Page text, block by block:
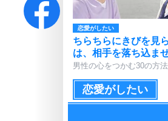
恋愛がしたい
ちらちらにきびを見
は、相手を落ち込ませ
男性の心をつかむ30の方法
恋愛がしたい